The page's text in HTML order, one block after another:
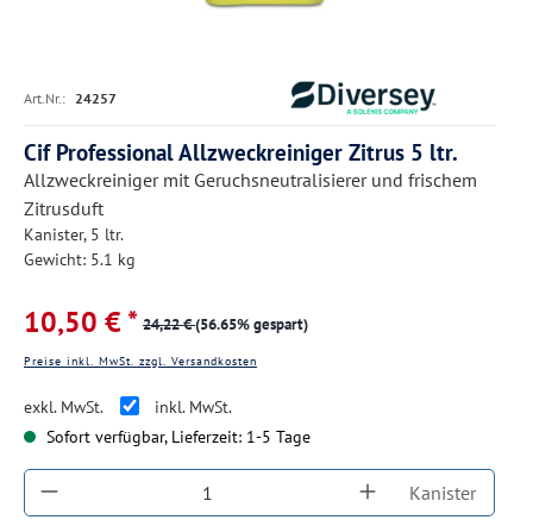
Art.Nr.: 24257
Cif Professional Allzweckreiniger Zitrus 5 ltr.
Allzweckreiniger mit Geruchsneutralisierer und frischem
Zitrusduft
Kanister, 5 ltr.
Gewicht: 5.1 kg
10,50 € * 24,22 €(56.65% gespart)
Preise inkl. MwSt. zzgl. Versandkosten
exkl. MwSt.
inkl. MwSt.
Sofort verfügbar, Lieferzeit: 1-5 Tage
Produkt Anzahl: Gib den gewünschten
Kanister